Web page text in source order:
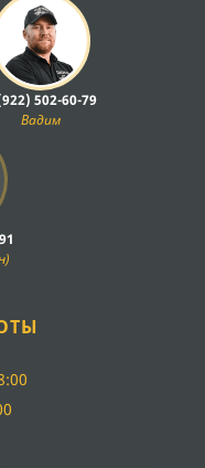
502-60-79
Вадим